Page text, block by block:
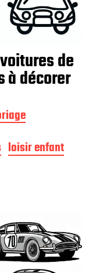
de
à décorer
loisir enfant